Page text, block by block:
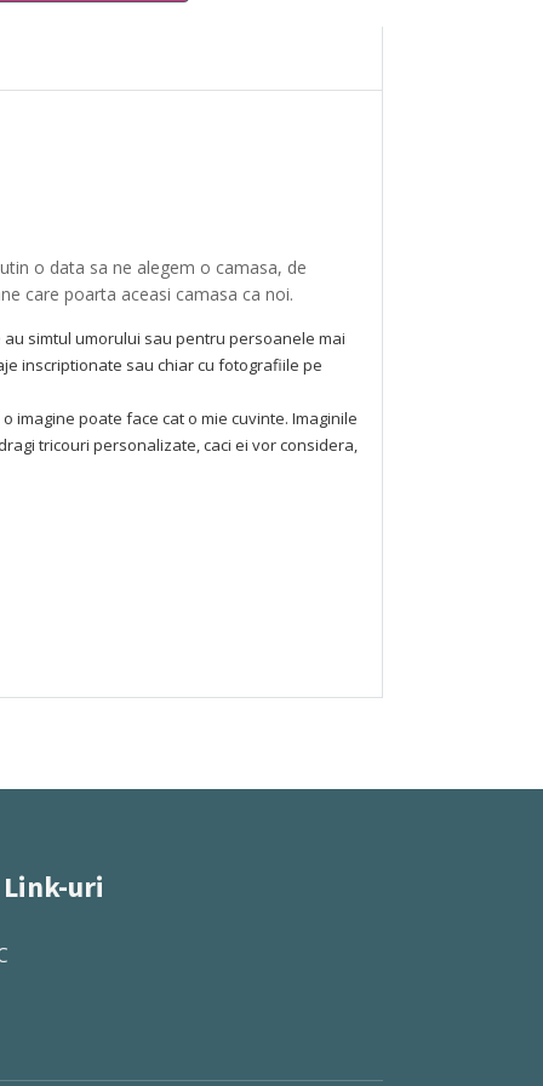
o data sa ne alegem o camasa, de
care poarta aceasi camasa ca noi.
simtul umorului sau pentru persoanele mai
inscriptionate sau chiar cu fotografiile pe
imagine poate face cat o mie cuvinte. Imaginile
tricouri personalizate, caci ei vor considera,
uri